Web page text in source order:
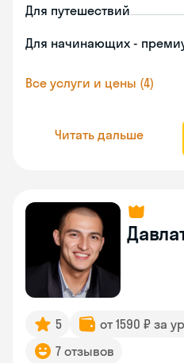
Для путешествий
Для начинающих -
Все услуги и цены (4)
Читать дальше
5 от 1590 ₽ за
7 отзывов